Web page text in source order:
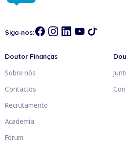
Siga-nos:
Doutor Finanças
Sobre nós
Contactos
Recrutamento
Academia
Fórum